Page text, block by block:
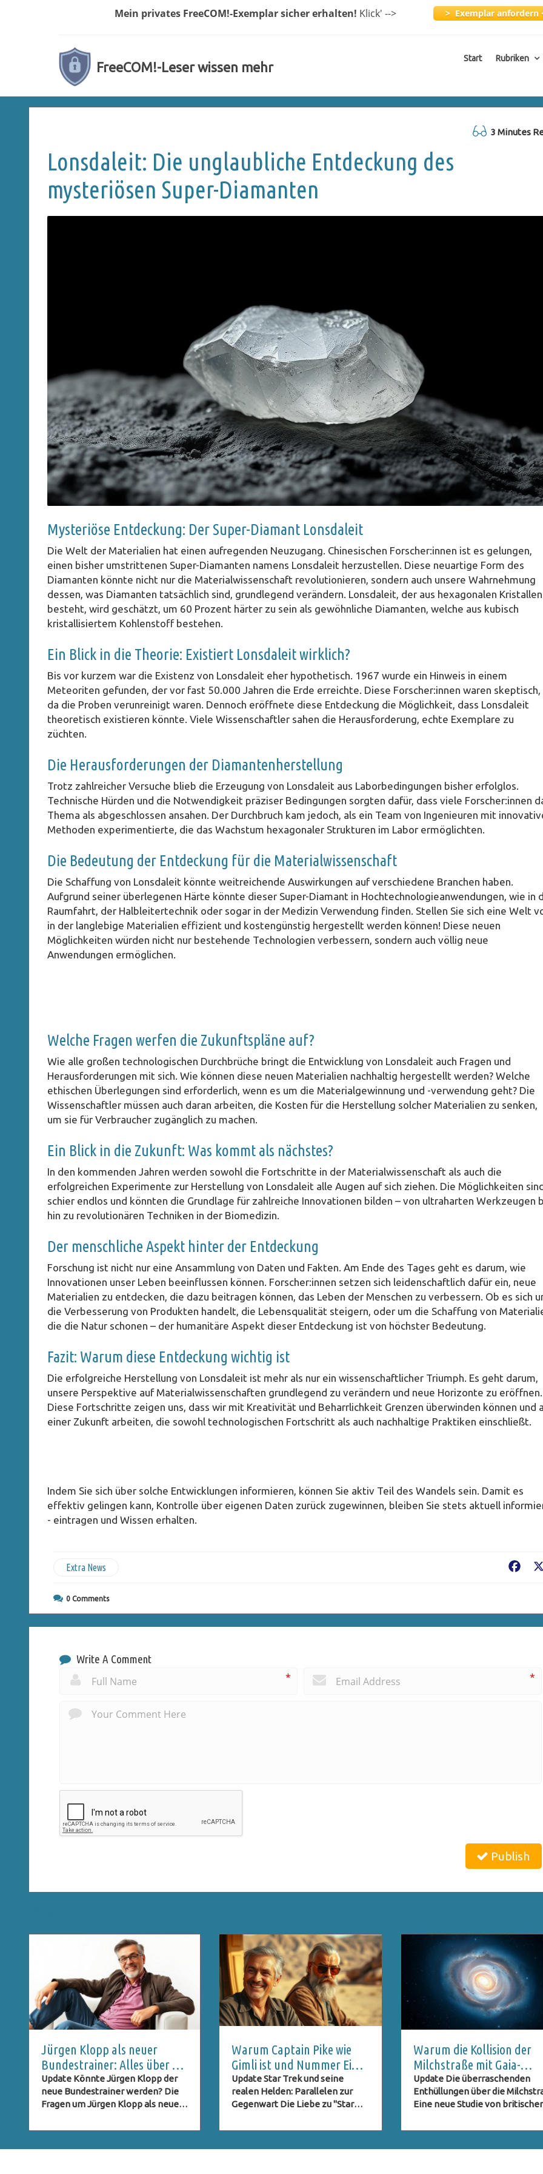
Mein privates FreeCOM!-Exemplarsicher erhalten! Klick' --> > Exemplar anfordern
FreeCOM!-Leser wissen mehr
Start Rubriken
3 Minutes
Lonsdaleit: Die unglaubliche Entdeckung des
mysteriösen Super-Diamanten
Mysteriöse Entdeckung: Der Super-Diamant Lonsdaleit
Die Welt der Materialien hat einen aufregenden Neuzugang. Chinesischen Forscher:innen ist es gelungen,
einen bisher umstrittenen Super-Diamanten namens Lonsdaleit herzustellen. Diese neuartige Form des
Diamanten könnte nicht nur die Materialwissenschaft revolutionieren, sondern auch unsere Wahrnehmung
dessen, was Diamanten tatsächlich sind, grundlegend verändern. Lonsdaleit, der aus hexagonalen Kristallen
besteht, wird geschätzt, um 60 Prozent härter zu sein als gewöhnliche Diamanten, welche aus kubisch
kristallisiertem Kohlenstoff bestehen.
Ein Blick in die Theorie: Existiert Lonsdaleit wirklich?
Bis vor kurzem war die Existenz von Lonsdaleit eher hypothetisch. 1967 wurde ein Hinweis in einem
Meteoriten gefunden, der vor fast 50.000 Jahren die Erde erreichte. Diese Forscher:innen waren skeptisch,
da die Proben verunreinigt waren. Dennoch eröffnete diese Entdeckung die Möglichkeit, dass Lonsdaleit
theoretisch existieren könnte. Viele Wissenschaftler sahen die Herausforderung, echte Exemplare zu
züchten.
Die Herausforderungen der Diamantenherstellung
Trotz zahlreicher Versuche blieb die Erzeugung von Lonsdaleit aus Laborbedingungen bisher erfolglos.
Technische Hürden und die Notwendigkeit präziser Bedingungen sorgten dafür, dass viele Forscher:innen
Thema als abgeschlossen ansahen. Der Durchbruch kam jedoch, als ein Team von Ingenieuren mit
Methoden experimentierte, die das Wachstum hexagonaler Strukturen im Labor ermöglichten.
Die Bedeutung der Entdeckung für die Materialwissenschaft
Die Schaffung von Lonsdaleit könnte weitreichende Auswirkungen auf verschiedene Branchen haben.
Aufgrund seiner überlegenen Härte könnte dieser Super-Diamant in Hochtechnologieanwendungen, wie in
Raumfahrt, der Halbleitertechnik oder sogar in der Medizin Verwendung finden. Stellen Sie sich eine Welt
in der langlebige Materialien effizient und kostengünstig hergestellt werden können! Diese neuen
Möglichkeiten würden nicht nur bestehende Technologien verbessern, sondern auch völlig neue
Anwendungen ermöglichen.
Welche Fragen werfen die Zukunftspläne auf?
Wie alle großen technologischen Durchbrüche bringt die Entwicklung von Lonsdaleit auch Fragen und
Herausforderungen mit sich. Wie können diese neuen Materialien nachhaltig hergestellt werden? Welche
ethischen Überlegungen sind erforderlich, wenn es um die Materialgewinnung und -verwendung geht? Die
Wissenschaftler müssen auch daran arbeiten, die Kosten für die Herstellung solcher Materialien zu senken,
um sie für Verbraucher zugänglich zu machen.
Ein Blick in die Zukunft: Was kommt als nächstes?
In den kommenden Jahren werden sowohl die Fortschritte in der Materialwissenschaft als auch die
erfolgreichen Experimente zur Herstellung von Lonsdaleit alle Augen auf sich ziehen. Die Möglichkeiten
schier endlos und könnten die Grundlage für zahlreiche Innovationen bilden – von ultraharten Werkzeugen
hin zu revolutionären Techniken in der Biomedizin.
Der menschliche Aspekt hinter der Entdeckung
Forschung ist nicht nur eine Ansammlung von Daten und Fakten. Am Ende des Tages geht es darum, wie
Innovationen unser Leben beeinflussen können. Forscher:innen setzen sich leidenschaftlich dafür ein, neue
Materialien zu entdecken, die dazu beitragen können, das Leben der Menschen zu verbessern. Ob es sich
die Verbesserung von Produkten handelt, die Lebensqualität steigern, oder um die Schaffung von
die die Natur schonen – der humanitäre Aspekt dieser Entdeckung ist von höchster Bedeutung.
Fazit: Warum diese Entdeckung wichtig ist
Die erfolgreiche Herstellung von Lonsdaleit ist mehr als nur ein wissenschaftlicher Triumph. Es geht darum,
unsere Perspektive auf Materialwissenschaften grundlegend zu verändern und neue Horizonte zu eröffnen.
Diese Fortschritte zeigen uns, dass wir mit Kreativität und Beharrlichkeit Grenzen überwinden können und
einer Zukunft arbeiten, die sowohl technologischen Fortschritt als auch nachhaltige Praktiken einschließt.
Indem Sie sich über solche Entwicklungen informieren, können Sie aktiv Teil des Wandels sein. Damit es
effektiv gelingen kann, Kontrolle über eigenen Daten zurück zugewinnen, bleiben Sie stets aktuell
- eintragen und Wissen erhalten.
Extra News
0 Comments
Write A Comment
*
*
Publish
Jürgen Klopp als neuer
Bundestrainer: Alles über die
DFB-Pressekonferenz und
Live-Stream
Update Könnte Jürgen Klopp der
neue Bundestrainer werden? Die
Fragen um Jürgen Klopp als neuer
Fußballverbands (DFB) stehen im
Warum Captain Pike wie
Gimli ist und Nummer Eins
ein Geheimnis bleibt
Update Star Trek und seine
realen Helden: Parallelen zur
Gegenwart Die Liebe zu "Star
sich nicht nur in der
Warum die Kollision der
Milchstraße mit Gaia-
Enceladus ihre Form
veränderte
Update Die überraschenden
Enthüllungen über die
Eine neue Studie von
hat das Bild unserer